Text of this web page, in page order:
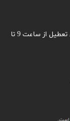
است.
پاسخگویی همه روزه به جز روزهای تعطیل از ساعت 9 تا